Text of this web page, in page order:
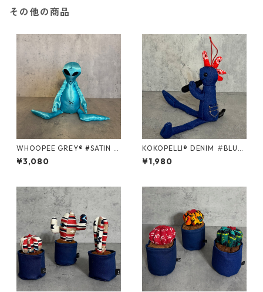
その他の商品
WHOOPEE GREY® #SATIN B
LUE/Mサイズ
¥3,080
KOKOPELLI® DENIM ＃BLUE/
Sサイズ
¥1,980